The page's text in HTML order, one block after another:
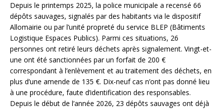
Depuis le printemps 2025, la police municipale a recensé 66
dépôts sauvages, signalés par des habitants via le dispositif
Allomairie ou par l’unité propreté du service BLEP (Bâtiments
Logistique Espaces Publics). Parmi ces situations, 26
personnes ont retiré leurs déchets après signalement. Vingt-et-
une ont été sanctionnées par un forfait de 200 €
correspondant à l’enlèvement et au traitement des déchets, en
plus d’une amende de 135 €. Dix-neuf cas n’ont pas donné lieu
à une procédure, faute d’identification des responsables.
Depuis le début de l’année 2026, 23 dépôts sauvages ont déjà